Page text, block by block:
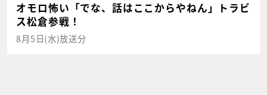
オモロ怖い「でな、話はここからやねん」トラビ
ス松倉参戦！
8月5日(水)放送分